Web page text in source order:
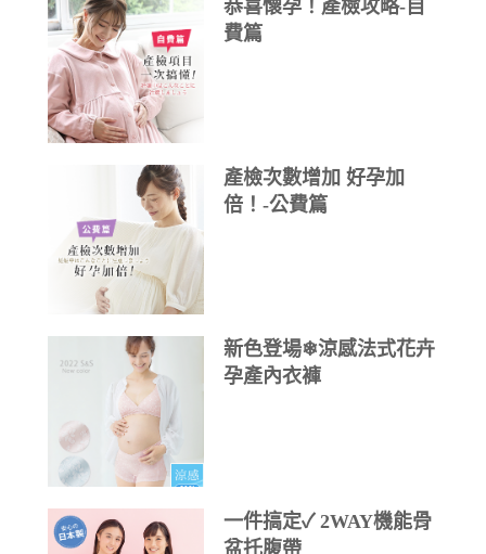
恭喜懷孕！產檢攻略-自
費篇
產檢次數增加 好孕加
倍！-公費篇
新色登場❄涼感法式花卉
孕產內衣褲
一件搞定✓ 2WAY機能骨
盆托腹帶